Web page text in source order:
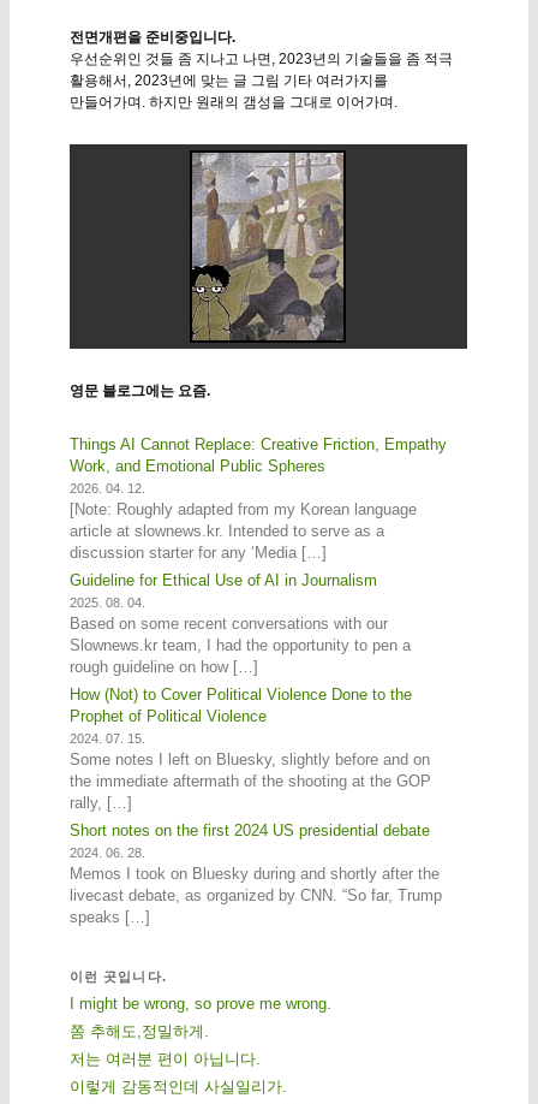
전면개편을 준비중입니다.
우선순위인 것들 좀 지나고 나면, 2023년의 기술들을 좀 적극
활용해서, 2023년에 맞는 글 그림 기타 여러가지를
만들어가며. 하지만 원래의 갬성을 그대로 이어가며.
영문 블로그에는 요즘.
Things AI Cannot Replace: Creative Friction, Empathy
Work, and Emotional Public Spheres
2026. 04. 12.
[Note: Roughly adapted from my Korean language
article at slownews.kr. Intended to serve as a
discussion starter for any ‘Media […]
Guideline for Ethical Use of AI in Journalism
2025. 08. 04.
Based on some recent conversations with our
Slownews.kr team, I had the opportunity to pen a
rough guideline on how […]
How (Not) to Cover Political Violence Done to the
Prophet of Political Violence
2024. 07. 15.
Some notes I left on Bluesky, slightly before and on
the immediate aftermath of the shooting at the GOP
rally, […]
Short notes on the first 2024 US presidential debate
2024. 06. 28.
Memos I took on Bluesky during and shortly after the
livecast debate, as organized by CNN. “So far, Trump
speaks […]
이런 곳입니다.
I might be wrong, so prove me wrong.
쫌 추해도,정밀하게.
저는 여러분 편이 아닙니다.
이렇게 감동적인데 사실일리가.